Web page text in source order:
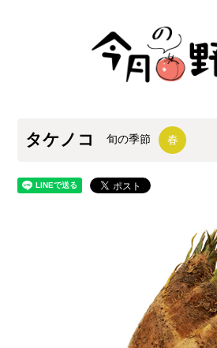
タケノコ 旬の季節 春